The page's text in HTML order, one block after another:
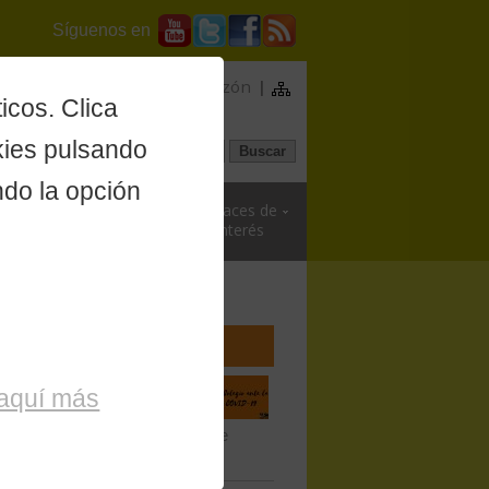
Clica
pulsando
la opción
más
Síguenos en
Contacto y buzón |
Legislación y
Enlaces de
Interés
rebrotes de
para esta tarea y que